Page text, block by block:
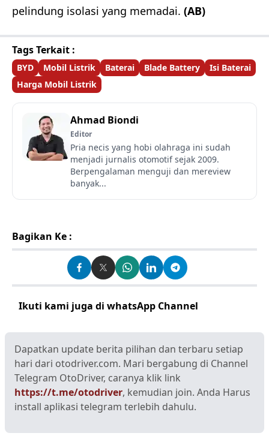
pelindung isolasi yang memadai. (AB)
Tags Terkait :
BYD Mobil Listrik Baterai Blade Battery
Isi Baterai
Harga Mobil Listrik
Ahmad Biondi
Editor
Pria necis yang hobi olahraga ini sudah
menjadi jurnalis otomotif sejak 2009.
Berpengalaman menguji dan mereview
banyak...
Bagikan Ke :
Ikuti kami juga di whatsApp Channel
Dapatkan update berita pilihan dan terbaru setiap
hari dari otodriver.com. Mari bergabung di Channel
Telegram OtoDriver, caranya klik link
https://t.me/otodriver, kemudian join. Anda Harus
install aplikasi telegram terlebih dahulu.